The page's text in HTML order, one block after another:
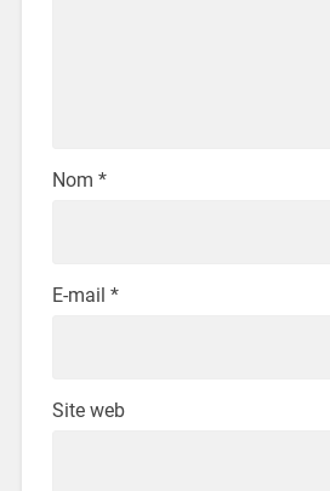
Nom *
E-mail *
Site web